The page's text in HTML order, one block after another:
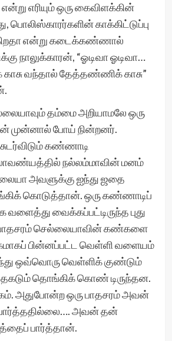
என்று எரியும் ஒரு கைவிளக்கின்
பொலிஸ்காரர்களின் காக்கிட்டுப்பு
என்று கடைக்கண்ணால்
நாலுக்காரன், “ஓடிவா ஓடிவா…
வந்தால் தேத்தண்ணிக் காசு”
தம்மை அறியாமலே ஒரு
முன்னால் போய் நின்றனர்.
கண்ணாடி
நல்லம்மாவின் மனம்
அவளுக்கு ஐந்து ஜதை
கொடுத்தான். ஒரு கண்ணாடிப்
வளைத்து வைக்கப்பட்டிருந்த புது
பாதசரம் செல்லையாவின் கண்களை
பின்னப்பட்ட வெள்ளி வளையம்
ஒவ்வொரு வெள்ளிக் குண்டும்
தொங்கிக் கொண் டிருந்தன.
அதுபோன்ற ஒரு பாதசரம் அவன்
பார்த்ததில்லை…. அவன் தன்
பார்த்தான்.